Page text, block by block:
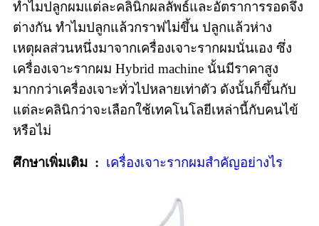
ทำไมปลูกผมแต่ละคลินิกผลลัพธ์และอัตราการรอดจึง
ต่างกัน ทำไมปลูกแล้วกราฟไม่ขึ้น ปลูกแล้วห่าง
เหตุผลส่วนหนึ่งมาจากเครื่องเจาะรากผมนั่นเอง ซึ่ง
เครื่องเจาะรากผม Hybrid machine นั้นมีราคาสูง
มากกว่าเครื่องเจาะทั่วไปหลายเท่าตัว ดังนั้นก็ขึ้นกับ
แต่ละคลินิกว่าจะเลือกใช้เทคโนโลยีเหล่านี้กับคนไข้
หรือไม่
ศึกษาเพิ่มเติม : เครื่องเจาะรากผมสำคัญอย่างไร